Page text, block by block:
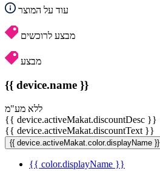
עוד על המוצר
מבצע לרוכשים
מבצע
{{ device.name }}
ללא מע"מ
{{ device.activeMakat.discountDesc }}
{{ device.activeMakat.discountText }}
{{ device.activeMakat.color.displayName }}
{{ color.displayName }}